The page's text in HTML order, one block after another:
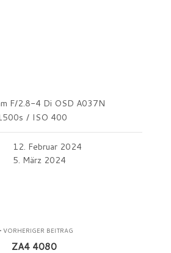
F/2.8-4 Di OSD A037N
/ ISO 400
12. Februar 2024
5. März 2024
VORHERIGER BEITRAG
ZA4 4080